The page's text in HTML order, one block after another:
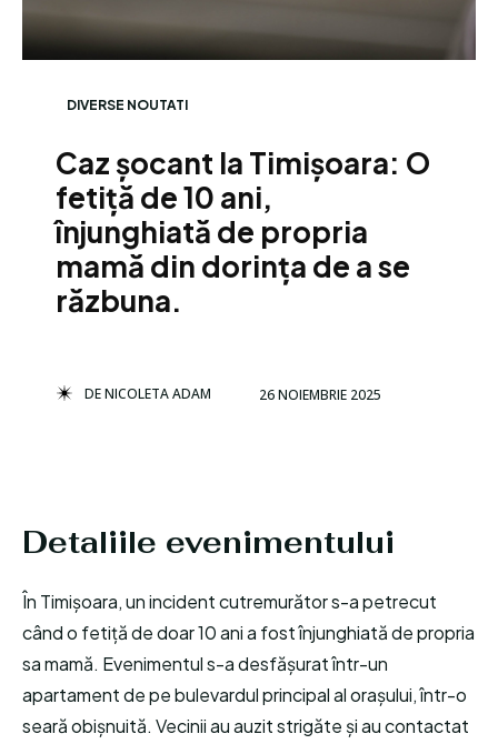
DIVERSE NOUTATI
Caz șocant la Timișoara: O
fetiță de 10 ani,
înjunghiată de propria
mamă din dorința de a se
răzbuna.
DENICOLETA ADAM 26 NOIEMBRIE 2025
Detaliile evenimentului
În Timișoara, un incident cutremurător s-a petrecut
când o fetiță de doar 10 ani a fost înjunghiată de propria
sa mamă. Evenimentul s-a desfășurat într-un
apartament de pe bulevardul principal al orașului, într-o
seară obișnuită. Vecinii au auzit strigăte și au contactat